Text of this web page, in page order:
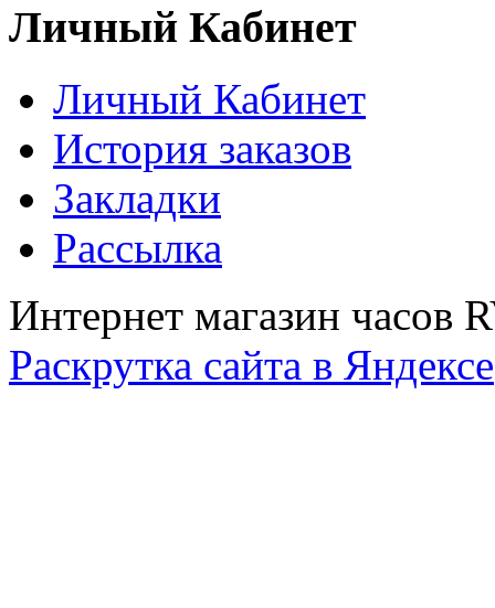
Личный Кабинет
Личный Кабинет
История заказов
Закладки
Рассылка
Интернет магазин часов
Раскрутка сайта в Яндексе